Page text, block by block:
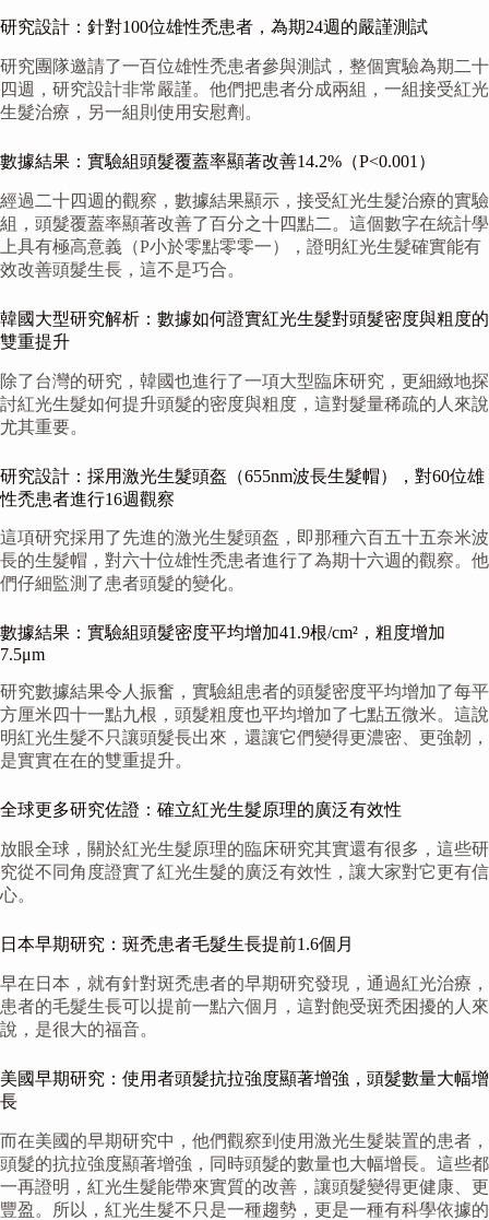
研究設計：針對100位雄性禿患者，為期24週的嚴謹測試
研究團隊邀請了一百位雄性禿患者參與測試，整個實驗為期二十
四週，研究設計非常嚴謹。他們把患者分成兩組，一組接受紅光
生髮治療，另一組則使用安慰劑。
數據結果：實驗組頭髮覆蓋率顯著改善14.2%（P<0.001）
經過二十四週的觀察，數據結果顯示，接受紅光生髮治療的實驗
組，頭髮覆蓋率顯著改善了百分之十四點二。這個數字在統計學
上具有極高意義（P小於零點零零一），證明紅光生髮確實能有
效改善頭髮生長，這不是巧合。
韓國大型研究解析：數據如何證實紅光生髮對頭髮密度與粗度的
雙重提升
除了台灣的研究，韓國也進行了一項大型臨床研究，更細緻地探
討紅光生髮如何提升頭髮的密度與粗度，這對髮量稀疏的人來說
尤其重要。
研究設計：採用激光生髮頭盔（655nm波長生髮帽），對60位雄
性禿患者進行16週觀察
這項研究採用了先進的激光生髮頭盔，即那種六百五十五奈米波
長的生髮帽，對六十位雄性禿患者進行了為期十六週的觀察。他
們仔細監測了患者頭髮的變化。
數據結果：實驗組頭髮密度平均增加41.9根/cm²，粗度增加
7.5μm
研究數據結果令人振奮，實驗組患者的頭髮密度平均增加了每平
方厘米四十一點九根，頭髮粗度也平均增加了七點五微米。這說
明紅光生髮不只讓頭髮長出來，還讓它們變得更濃密、更強韌，
是實實在在的雙重提升。
全球更多研究佐證：確立紅光生髮原理的廣泛有效性
放眼全球，關於紅光生髮原理的臨床研究其實還有很多，這些研
究從不同角度證實了紅光生髮的廣泛有效性，讓大家對它更有信
心。
日本早期研究：斑禿患者毛髮生長提前1.6個月
早在日本，就有針對斑禿患者的早期研究發現，通過紅光治療，
患者的毛髮生長可以提前一點六個月，這對飽受斑禿困擾的人來
說，是很大的福音。
美國早期研究：使用者頭髮抗拉強度顯著增強，頭髮數量大幅增
長
而在美國的早期研究中，他們觀察到使用激光生髮裝置的患者，
頭髮的抗拉強度顯著增強，同時頭髮的數量也大幅增長。這些都
一再證明，紅光生髮能帶來實質的改善，讓頭髮變得更健康、更
豐盈。所以，紅光生髮不只是一種趨勢，更是一種有科學依據的